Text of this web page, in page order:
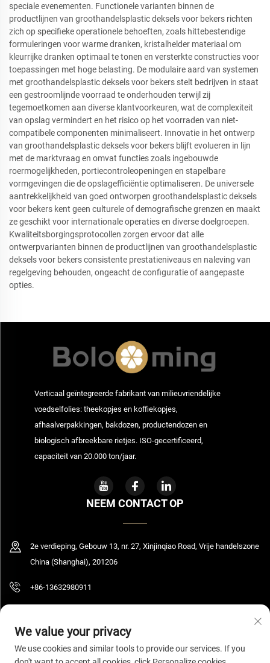
speciale evenementen. Functionele varianten binnen de
productlijnen van groothandelsplastic deksels voor bekers richten
zich op specifieke operationele behoeften, zoals hittebestendige
formuleringen voor warme dranken, kristalhelder materiaal om
kleurrijke dranken optimaal te tonen en versterkte constructies voor
toepassingen met hoge belasting. De modulaire aard van systemen
met groothandelsplastic deksels voor bekers stelt bedrijven in staat
een gestroomlijnde voorraad te onderhouden terwijl zij
tegemoetkomen aan diverse klantvoorkeuren, wat de complexiteit
van opslag vermindert en het risico op het voorraden van niet-
compatibele componenten minimaliseert. Innovatie in het ontwerp
van groothandelsplastic deksels voor bekers blijft evolueren in lijn
met de marktvraag en omvat functies zoals ingebouwde
roermogelijkheden, portiecontroleopeningen en stapelbare
vormgevingen die de opslagefficiëntie optimaliseren. De universele
aantrekkelijkheid van goed ontworpen groothandelsplastic deksels
voor bekers kent geen culturele of demografische grenzen en maakt
ze geschikt voor internationale operaties en diverse doelgroepen.
Kwaliteitsborgingsprotocollen zorgen ervoor dat alle
ontwerpvarianten binnen de productlijnen van groothandelsplastic
deksels voor bekers consistente prestatieniveaus en naleving van
regelgeving behouden, ongeacht de configuratie of aangepaste
opties.
Verticaal geïntegreerde fabrikant van milieuvriendelijke
voedselfolies: theekopjes en koffiekopjes,
afhaalverpakkingen, bakdozen, productendozen en
biologisch afbreekbare rietjes. ISO-gecertificeerd,
capaciteit van 20.000 ton/jaar.
NEEM CONTACT OP
2e verdieping, Gebouw 13, nr. 27, Xinjinqiao Road, Vrije handelszone
China (Shanghai), 201206
+86-13632980911
We value your privacy
We use cookies and similar tools to provide our services. If you